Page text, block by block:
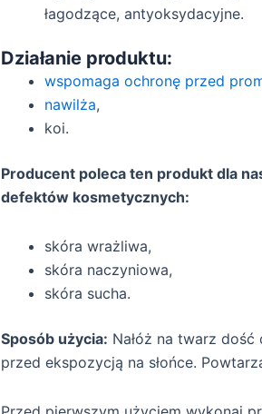
łagodzące, antyoksydacyjne.
Działanie produktu:
wspomaga ochronę przed
nawilża,
koi.
Producent poleca ten produkt dla
defektów kosmetycznych:
skóra wrażliwa,
skóra naczyniowa,
skóra sucha.
Sposób użycia: Nałóż na twarz
przed ekspozycją na słońce.